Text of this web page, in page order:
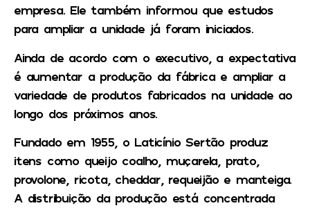
empresa. Ele também informou que estudos
para ampliar a unidade já foram iniciados.
Ainda de acordo com o executivo, a expectativa
é aumentar a produção da fábrica e ampliar a
variedade de produtos fabricados na unidade ao
longo dos próximos anos.
Fundado em 1955, o Laticínio Sertão produz
itens como queijo coalho, muçarela, prato,
provolone, ricota, cheddar, requeijão e manteiga.
A distribuição da produção está concentrada